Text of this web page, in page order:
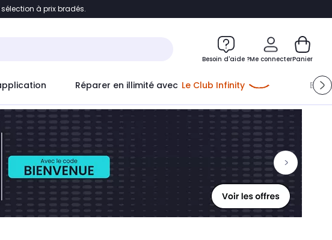
au contenu
à prix bradés.
Besoin d'aide ?Me connecter
Me connecter
Nouveau clientCréer mon compte
ou me connecter avec
Panier
Réparer en illimité avec Le Club Infinity